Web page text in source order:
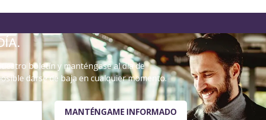
boletín y manténgase al día de
darse de baja en cualquier momento.
MANTÉNGAME INFORMADO